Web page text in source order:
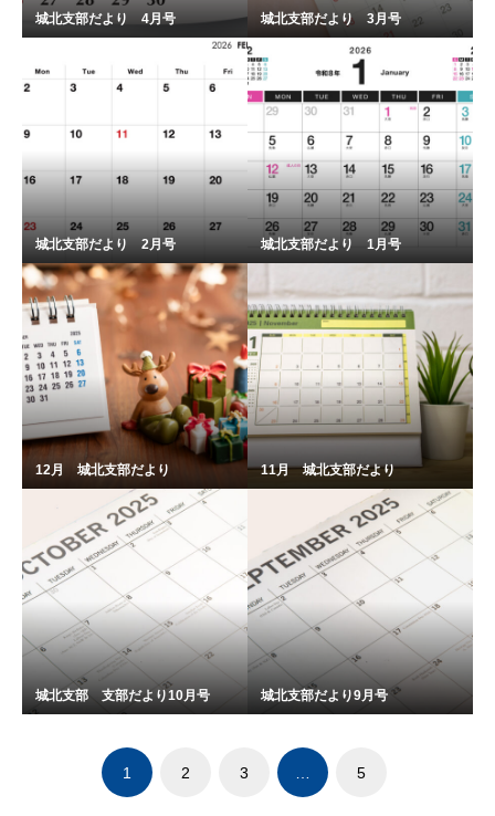
城北支部だより 4月号 城北支部だより 3月号
城北支部だより 2月号 城北支部だより 1月号
12月 城北支部だより 11月 城北支部だより
城北支部 支部だより10月号 城北支部だより9月号
1 2 3 5